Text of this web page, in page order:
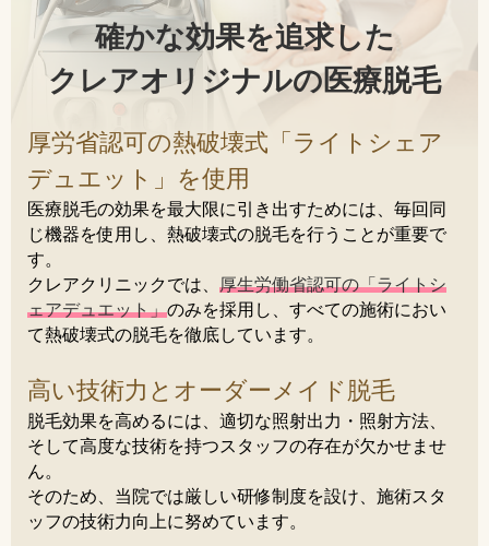
確かな効果を追求した
クレアオリジナルの医療脱毛
厚労省認可の熱破壊式「ライトシェア
デュエット」を使用
医療脱毛の効果を最大限に引き出すためには、毎回同
じ機器を使用し、熱破壊式の脱毛を行うことが重要で
す。
クレアクリニックでは、 厚生労働省認可の「ライトシ
ェアデュエット」のみを採用し、すべての施術におい
て熱破壊式の脱毛を徹底しています。
高い技術力とオーダーメイド脱毛
脱毛効果を高めるには、適切な照射出力・照射方法、
そして高度な技術を持つスタッフの存在が欠かせませ
ん。
そのため、当院では厳しい研修制度を設け、施術スタ
ッフの技術力向上に努めています。